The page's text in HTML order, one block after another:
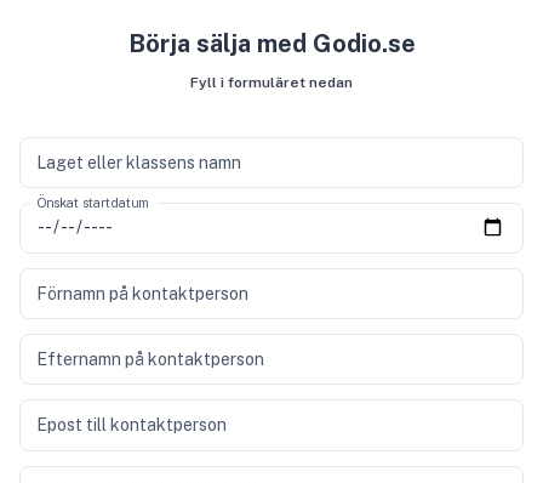
Börja sälja med Godio.se
Fyll i formuläret nedan
Laget eller klassens namn
Önskat startdatum
Förnamn på kontaktperson
Efternamn på kontaktperson
Epost till kontaktperson